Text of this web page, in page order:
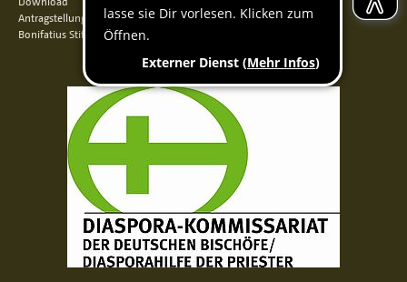
Antragstellung
Bonifatius Stiftungszentrum